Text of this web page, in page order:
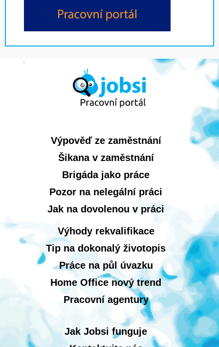
Výpověď ze zaměstnání
Šikana v zaměstnání
Brigáda jako práce
Pozor na nelegální práci
Jak na dovolenou v práci
Výhody rekvalifikace
Tip na dokonalý životopis
Práce na půl úvazku
Home Office nový trend
Pracovní agentury
Jak Jobsi funguje